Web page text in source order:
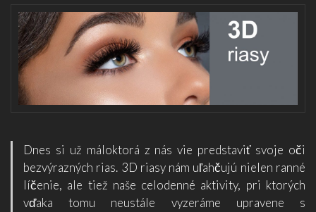
Dnes si už máloktorá z nás vie predstaviť svoje oči
bezvýrazných rias. 3D riasy nám uľahčujú nielen ranné
líčenie, ale tiež naše celodenné aktivity, pri ktorých
vďaka tomu neustále vyzeráme upravene s